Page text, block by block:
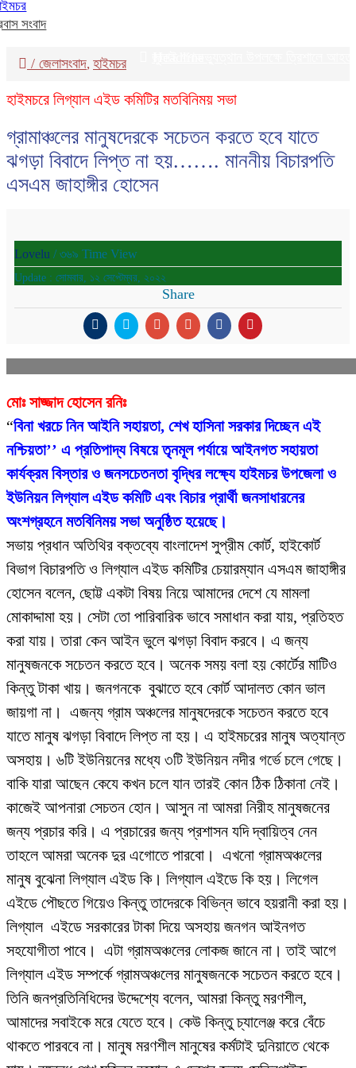
সংবাদ
/ জেলাসংবাদ, হাইমচর
হাইমচরে লিগ্যাল এইড কমিটির মতবিনিময় সভা
গ্রামাঞ্চলের মানুষদেরকে সচেতন করতে হবে যাতে
ঝগড়া বিবাদে লিপ্ত না হয়……. মাননীয় বিচারপতি
এসএম জাহাঙ্গীর হোসেন
Lovelu / ৩৬৯ Time View
Update : সোমবার, ১২ সেপ্টেম্বর, ২০২২
Share
মোঃ সাজ্জাদ হোসেন রনিঃ
“বিনা খরচে নিন আইনি সহায়তা, শেখ হাসিনা সরকার দিচ্ছেন এই
নশ্চিয়তা’’ এ প্রতিপাদ্য বিষয়ে তৃনমূল পর্যায়ে আইনগত সহায়তা
কার্যক্রম বিস্তার ও জনসচেতনতা বৃদ্ধির লক্ষ্যে হাইমচর উপজেলা ও
ইউনিয়ন লিগ্যাল এইড কমিটি এবং বিচার প্রার্থী জনসাধারনের
অংশগ্রহনে মতবিনিময় সভা অনুষ্ঠিত হয়েছে।
সভায় প্রধান অতিথির বক্তব্যে বাংলাদেশ সুপ্রীম কোর্ট, হাইকোর্ট
বিভাগ বিচারপতি ও লিগ্যাল এইড কমিটির চেয়ারম্যান এসএম জাহাঙ্গীর
হোসেন বলেন, ছোট্ট একটা বিষয় নিয়ে আমাদের দেশে যে মামলা
মোকাদ্দামা হয়। সেটা তো পারিবারিক ভাবে সমাধান করা যায়, প্রতিহত
করা যায়। তারা কেন আইন ভুলে ঝগড়া বিবাদ করবে। এ জন্য
মানুষজনকে সচেতন করতে হবে। অনেক সময় বলা হয় কোর্টের মাটিও
কিন্তু টাকা খায়। জনগনকে বুঝাতে হবে কোর্ট আদালত কোন ভাল
জায়গা না। এজন্য গ্রাম অঞ্চলের মানুষদেরকে সচেতন করতে হবে
যাতে মানুষ ঝগড়া বিবাদে লিপ্ত না হয়। এ হাইমচরের মানুষ অত্যান্ত
অসহায়। ৬টি ইউনিয়নের মধ্যে ৩টি ইউনিয়ন নদীর গর্ভে চলে গেছে।
বাকি যারা আছেন কেযে কখন চলে যান তারই কোন ঠিক ঠিকানা নেই।
কাজেই আপনারা সেচতন হোন। আসুন না আমরা নিরীহ মানুষজনের
জন্য প্রচার করি। এ প্রচারের জন্য প্রশাসন যদি দ্বায়িত্ব নেন
তাহলে আমরা অনেক দুর এগোতে পারবো। এখনো গ্রামঅঞ্চলের
মানুষ বুঝেনা লিগ্যাল এইড কি। লিগ্যাল এইডে কি হয়। লিগেল
এইডে পৌছতে গিয়েও কিন্তু তাদেরকে বিভিন্ন ভাবে হয়রানী করা হয়।
লিগ্যাল এইডে সরকারের টাকা দিয়ে অসহায় জনগন আইনগত
সহযোগীতা পাবে। এটা গ্রামঅঞ্চলের লোকজ জানে না। তাই আগে
লিগ্যাল এইড সম্পর্কে গ্রামঅঞ্চলের মানুষজনকে সচেতন করতে হবে।
তিনি জনপ্রতিনিধিদের উদ্দেশ্যে বলেন, আমরা কিন্তু মরণশীল,
আমাদের সবাইকে মরে যেতে হবে। কেউ কিন্তু চ্যালেঞ্জ করে বেঁচে
থাকতে পারববে না। মানুষ মরণশীল মানুষের কর্মটাই দুনিয়াতে থেকে